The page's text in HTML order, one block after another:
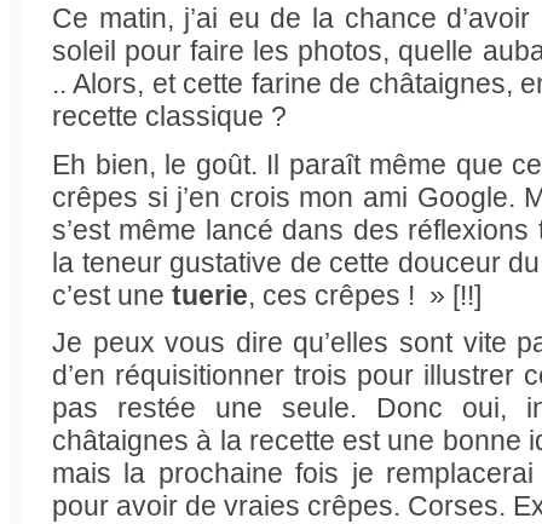
Ce matin, j’ai eu de la chance
soleil pour faire les photos, quelle
.. Alors, et cette farine de châtaignes,
recette classique ?
Eh bien, le goût. Il paraît même que
crêpes si j’en crois mon ami Google.
s’est même lancé dans des
la teneur gustative de cette douceur
c’est une tuerie, ces crêpes ! » [!!]
Je peux vous dire qu’elles sont vite
d’en réquisitionner trois pour illustrer
pas restée une seule. Donc oui,
châtaignes à la recette est une bonne
mais la prochaine fois je
pour avoir de vraies crêpes. Corses.